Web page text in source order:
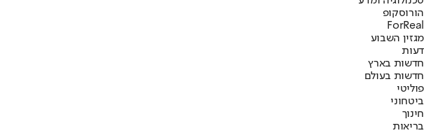
הורוסקופ
ForReal
מגזין השבוע
דעות
חדשות בארץ
חדשות בעולם
פוליטי
ביטחוני
חינוך
בריאות